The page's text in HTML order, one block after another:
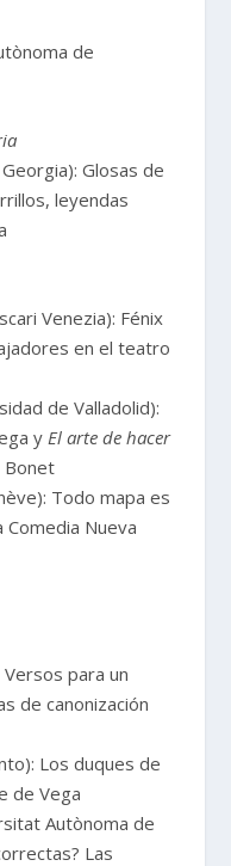
de
Glosas de
leyendas
Venezia): Fénix
en el teatro
de Valladolid):
y El arte de hacer
Bonet
Todo mapa es
Nueva
para un
de canonización
Los duques de
de Vega
Autònoma de
Las